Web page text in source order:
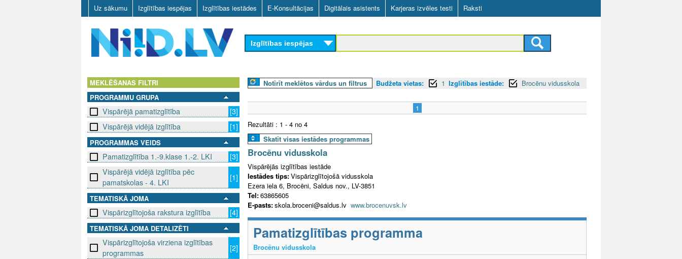
Skip
to
main
content
Uz sākumu Izglītības iespējas Izglītības iestādes E-Konsultācijas Digitālais asistents Karjeras izvēles testi Raksti
D
L
V
Izglītības iespējas
MEKLĒŠANAS FILTRI
PROGRAMMU GRUPA
Vispārējā pamatizglītība
[3]
Vispārējā vidējā izglītība
[1]
PROGRAMMAS VEIDS
Pamatizglītība 1.-9.klase 1.-2. LKI
[3]
Vispārējā vidējā izglītība pēc
pamatskolas - 4. LKI
[1]
TEMATISKĀ JOMA
Vispārizglītojoša rakstura izglītība [4]
TEMATISKĀ JOMA DETALIZĒTI
Vispārizglītojoša virziena izglītības
programmas
[2]
Notīrīt meklētos vārdus un filtrus Budžeta vietas: 1 Izglītības iestāde: Brocēnu vidusskola
1
Rezultāti : 1 - 4 no 4
Skatīt visas iestādes programmas
Brocēnu vidusskola
Vispārējās izglītības iestāde
Iestādes tips:Vispārizglītojošā vidusskola
Ezera iela 6, Brocēni, Saldus nov., LV-3851
Tel:63865605
E-pasts:skola.broceni@saldus.lv www.brocenuvsk.lv
Pamatizglītības programma
Brocēnu vidusskola